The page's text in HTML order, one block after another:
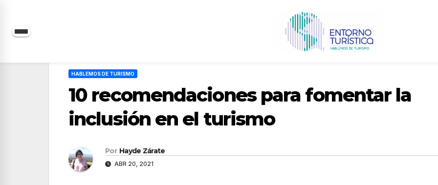
Saltar
HABLEMOS DE TURISMO
10 recomendaciones para fomentar la
inclusión en el turismo
Por Hayde Zárate
ABR 20, 2021